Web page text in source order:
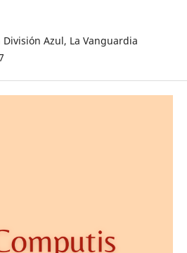
Azul, La Vanguardia